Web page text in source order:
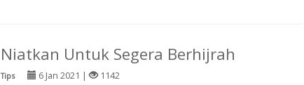
Niatkan Untuk Segera Berhijrah
Tips 6 Jan 2021 |
1142